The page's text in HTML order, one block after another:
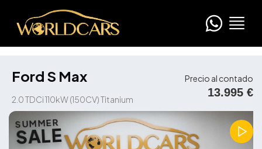
Ford S Max
2.0 TDCi 110kW (150CV) Titanium
Precio al contado
13.995 €
SUMMER
SALE